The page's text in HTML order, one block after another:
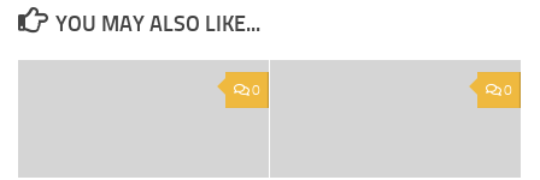
YOU MAY ALSO LIKE...
0 0